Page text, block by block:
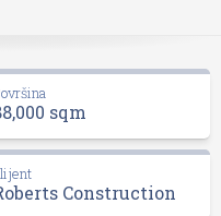
sqm
Construction